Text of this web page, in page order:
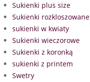
Sukienki plus size
Sukienki rozkloszowane
sukienki w kwiaty
Sukienki wieczorowe
Sukienki z koronką
sukienki z printem
Swetry